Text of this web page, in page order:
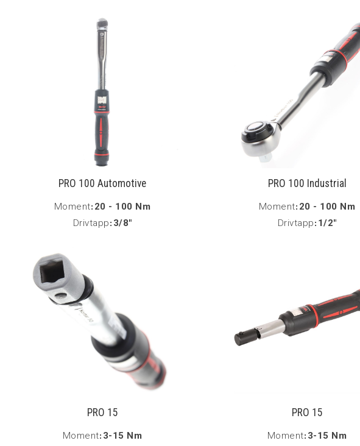
PRO 100 Automotive
Moment: 20 - 100 Nm
Drivtapp: 3/8"
PRO 100 Industrial
Moment: 20 - 100 Nm
Drivtapp: 1/2"
PRO 15
Moment: 3-15 Nm
PRO 15
Moment: 3-15 Nm